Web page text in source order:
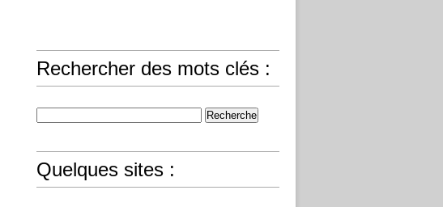
Rechercher des mots clés :
Quelques sites :